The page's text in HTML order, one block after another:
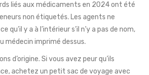
liés aux médicaments en 2024 ont été
non étiquetés. Les agents ne
qu’il y a à l’intérieur s’il n’y a pas de nom,
médecin imprimé dessus.
d’origine. Si vous avez peur qu’ils
achetez un petit sac de voyage avec